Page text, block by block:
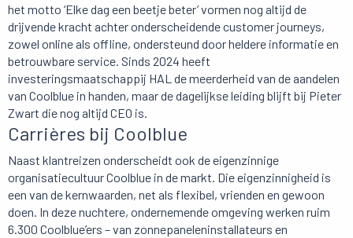
het motto ‘Elke dag een beetje beter’ vormen nog altijd de
drijvende kracht achter onderscheidende customer journeys,
zowel online als offline, ondersteund door heldere informatie en
betrouwbare service. Sinds 2024 heeft
investeringsmaatschappij HAL de meerderheid van de aandelen
van Coolblue in handen, maar de dagelijkse leiding blijft bij Pieter
Zwart die nog altijd CEO is.
Carrières bij Coolblue
Naast klantreizen onderscheidt ook de eigenzinnige
organisatiecultuur Coolblue in de markt. Die eigenzinnigheid is
een van de kernwaarden, net als flexibel, vrienden en gewoon
doen. In deze nuchtere, ondernemende omgeving werken ruim
6.300 Coolblue’ers – van zonnepaneleninstallateurs en